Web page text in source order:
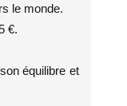
le monde.
€.
équilibre et